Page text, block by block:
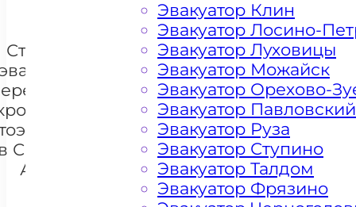
Стоимость
и
Санатории
Артёма
+7 985 222 99 01
Эвакуатор Клин
Эвакуатор Лосино-
Эвакуатор Луховицы
Эвакуатор Можайск
Эвакуатор Орехово-
Эвакуатор
Эвакуатор Руза
Эвакуатор Ступино
Эвакуатор Талдом
Эвакуатор Фрязино